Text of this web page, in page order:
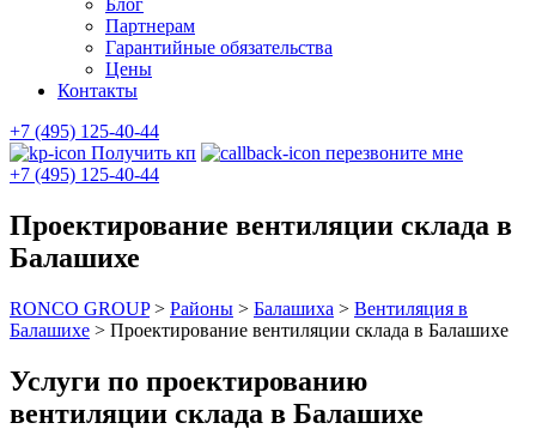
Блог
Партнерам
Гарантийные обязательства
Цены
Контакты
+7 (495) 125-40-44
Получить кп
перезвоните мне
+7 (495) 125-40-44
Проектирование вентиляции склада в
Балашихе
RONCO GROUP> Районы > Балашиха > Вентиляция в
Балашихе > Проектирование вентиляции склада в Балашихе
Услуги по проектированию
вентиляции склада в Балашихе